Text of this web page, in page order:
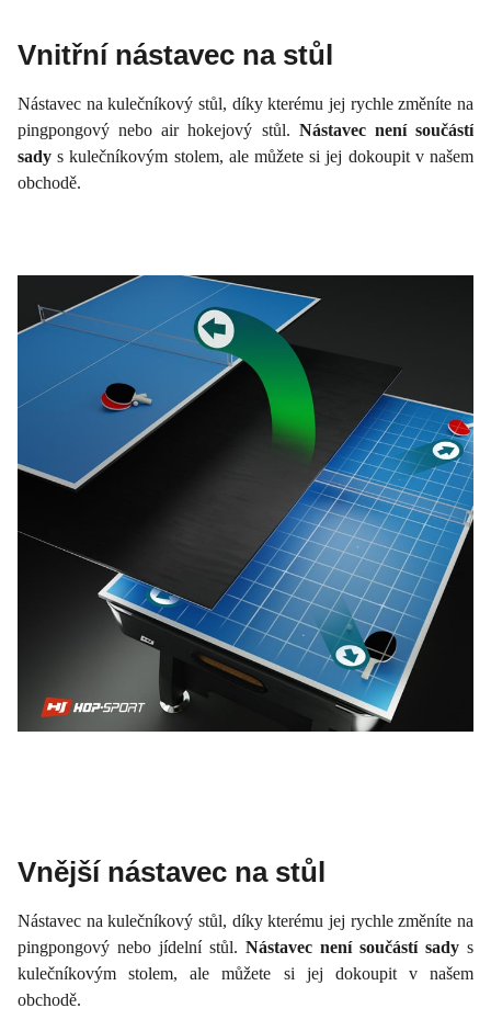
Vnitřní nástavec na stůl
Nástavec na kulečníkový stůl, díky kterému jej rychle změníte na
pingpongový nebo air hokejový stůl. Nástavec není součástí
sadys kulečníkovým stolem, ale můžete si jej dokoupit v našem
obchodě.
Vnější nástavec na stůl
Nástavec na kulečníkový stůl, díky kterému jej rychle změníte na
pingpongový nebo jídelní stůl. Nástavec není součástí sady s
kulečníkovým stolem, ale můžete si jej dokoupit v našem
obchodě.